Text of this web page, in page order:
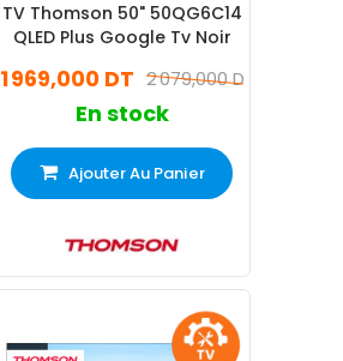
TV Thomson 50" 50QG6C14
QLED Plus Google Tv Noir
2 079,000 DT
1 969,000 DT
En stock
Ajouter Au Panier